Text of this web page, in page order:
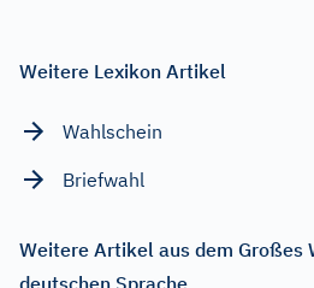
Weitere Lexikon Artikel
Wahlschein
Briefwahl
Weitere Artikel aus dem Großes
deutschen Sprache